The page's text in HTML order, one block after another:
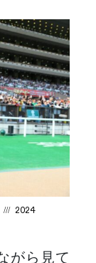
2024
がら見て